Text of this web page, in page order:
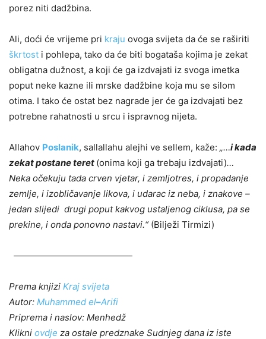
porez niti dadžbina.
Ali, doći će vrijeme pri kraju ovoga svijeta da će se raširiti
škrtost i pohlepa, tako da će biti bogataša kojima je zekat
obligatna dužnost, a koji će ga izdvajati iz svoga imetka
poput neke kazne ili mrske dadžbine koja mu se silom
otima. I tako će ostat bez nagrade jer će ga izdvajati bez
potrebne rahatnosti u srcu i ispravnog nijeta.
Allahov Poslanik, sallallahu alejhi ve sellem, kaže: „…i kada
zekat postane teret (onima koji ga trebaju izdvajati)…
Neka očekuju tada crven vjetar, i zemljotres, i propadanje
zemlje, i izobličavanje likova, i udarac iz neba, i znakove –
jedan slijedi drugi poput kakvog ustaljenog ciklusa, pa se
prekine, i onda ponovno nastavi.“(Bilježi Tirmizi)
Prema knjizi Kraj svijeta
Autor: Muhammed el–Arifi
Priprema i naslov: Menhedž
Klikni ovdje za ostale predznake Sudnjeg dana iz iste